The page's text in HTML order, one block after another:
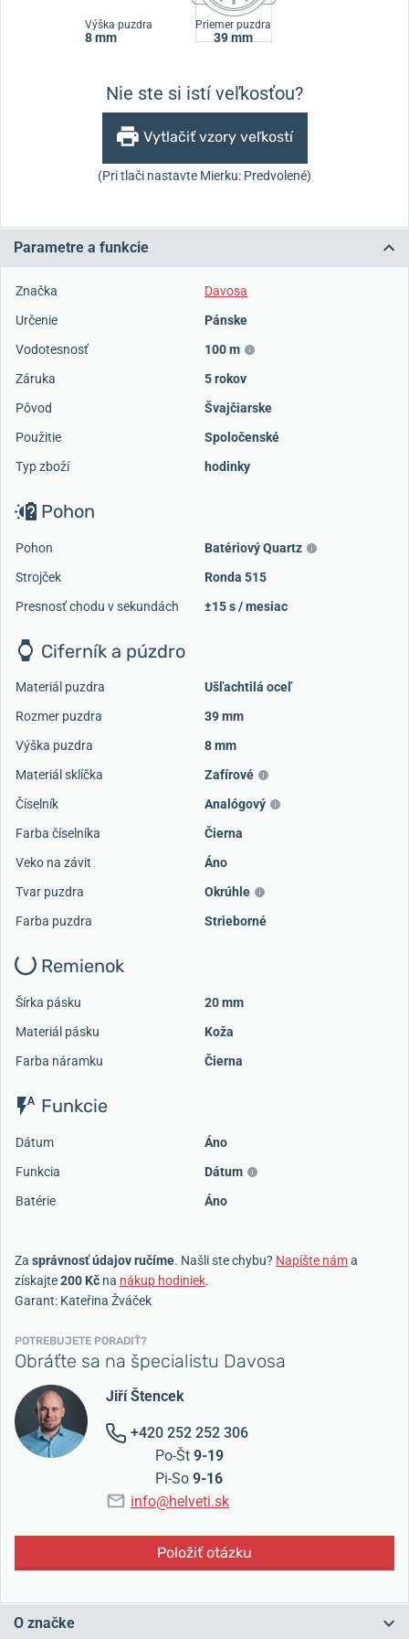
Výška puzdra
8 mm
Priemer puzdra
39 mm
Nie ste si istí veľkosťou?
Vytlačiť vzory veľkostí
(Pri tlači nastavte Mierku: Predvolené)
Parametre a funkcie
Značka
Davosa
Určenie
Pánske
Vodotesnosť
100 m
Záruka
5 rokov
Pôvod
Švajčiarske
Použitie
Spoločenské
Typ zboží
hodinky
Pohon
Pohon
Batériový Quartz
Strojček
Ronda 515
Presnosť chodu v sekundách
±15 s / mesiac
Ciferník a púzdro
Materiál puzdra
Ušľachtilá oceľ
Rozmer puzdra
39 mm
Výška puzdra
8 mm
Materiál sklíčka
Zafírové
Číselník
Analógový
Farba číselníka
Čierna
Veko na závit
Áno
Tvar puzdra
Okrúhle
Farba puzdra
Strieborné
Remienok
Šírka pásku
20 mm
Materiál pásku
Koža
Farba náramku
Čierna
Funkcie
Dátum
Áno
Funkcia
Dátum
Batérie
Áno
Za správnosť údajov ručíme. Našli ste chybu? Napíšte náma
získajte200 Kč na nákup hodiniek.
Garant: Kateřina Žváček
POTREBUJETE PORADIŤ?
Obráťte sa na špecialistu Davosa
Jiří Štencek
+420 252 252 306
Po-Št 9-19
Pi-So 9-16
info@helveti.sk
Položiť otázku
O značke